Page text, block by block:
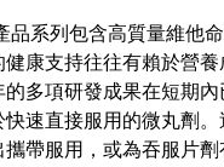
系列包含高質量維他
康支持往往有賴於營
多項研發成果在短期
速直接服用的微丸劑
帶服用，或為吞服片